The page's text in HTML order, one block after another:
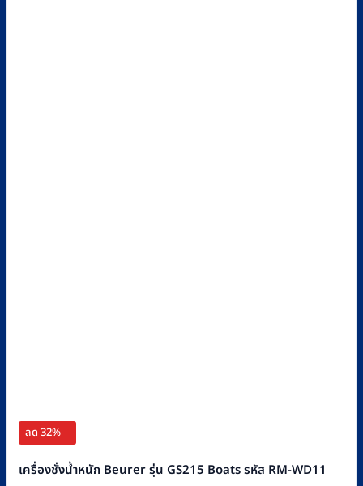
ลด 32%
เครื่องชั่งน้ำหนัก Beurer รุ่น GS215 Boats รหัส RM-WD11